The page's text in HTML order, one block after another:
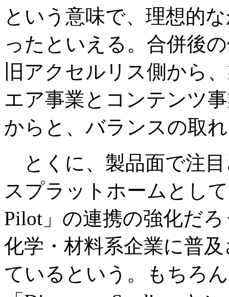
という意味で、理想的
ったといえる。合併後
旧アクセルリス側から
エア事業とコンテンツ
からと、バランスの取
とくに、製品面で注
スプラットホームとし
Pilot」の連携の強化だ
化学・材料系企業に普
ているという。もちろ